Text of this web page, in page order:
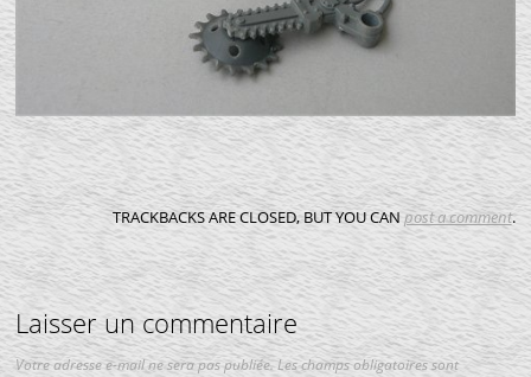
TRACKBACKS ARE CLOSED, BUT YOU CAN post a comment.
Laisser un commentaire
Votre adresse e-mail ne sera pas publiée.Les champs obligatoires sont